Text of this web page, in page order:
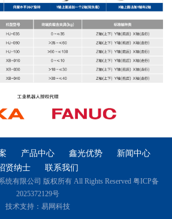
产品中心 鑫光优势
新闻中心
贤纳士
联系我们
统有限公司 版权所有 All Rights Reserved 粤ICP备
2025372129号
技术支持： 易网科技